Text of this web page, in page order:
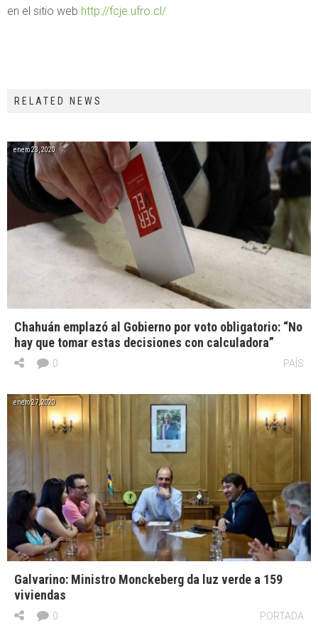
en el sitio web http://fcje.ufro.cl/
RELATED NEWS
enero 23, 2020
Chahuán emplazó al Gobierno por voto obligatorio: “No
hay que tomar estas decisiones con calculadora”
PAÍS
0
enero 27, 2020
Galvarino: Ministro Monckeberg da luz verde a 159
viviendas
PORTADA
0